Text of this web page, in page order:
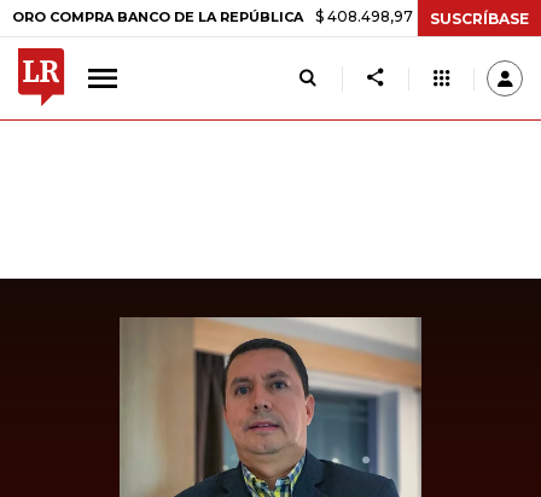
BANCO DE LA REPÚBLICA $ 408.498,97 +$ 8.753,81 +2,19%
SUSCRÍBASE